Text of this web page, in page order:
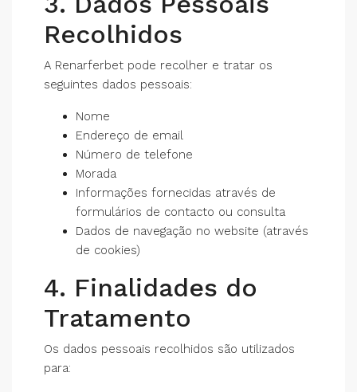
Recolhidos
A Renarferbet pode recolher e tratar os
seguintes dados pessoais:
Nome
Endereço de email
Número de telefone
Morada
Informações fornecidas através de
formulários de contacto ou consulta
Dados de navegação no website (através
de cookies)
4. Finalidades do
Tratamento
Os dados pessoais recolhidos são utilizados
para: